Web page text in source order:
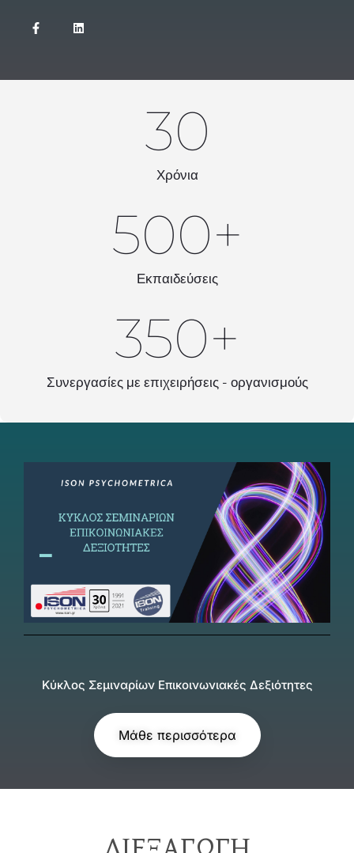
Χρόνια
30
Εκπαιδεύσεις
500+
Συνεργασίες με επιχειρήσεις - οργανισμούς
350+
Κύκλος Σεμιναρίων Επικοινωνιακές Δεξιότητες
Μάθε περισσότερα